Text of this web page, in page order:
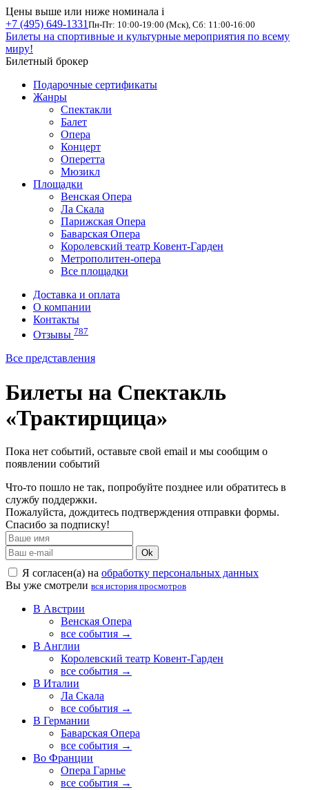
Цены выше или ниже номинала i
+7 (495) 649-1331 Пн-Пт: 10:00-19:00 (Мск), Сб: 11:00-16:00
Билеты на спортивные и культурные мероприятия по всему
миру!
Билетный брокер
Подарочные сертификаты
Жанры
Спектакли
Балет
Опера
Концерт
Оперетта
Мюзикл
Площадки
Венская Опера
Ла Скала
Парижская Опера
Баварская Опера
Королевский театр Ковент-Гарден
Метрополитен-опера
Все площадки
Доставка и оплата
О компании
Контакты
Отзывы 787
Все представления
Билеты на Спектакль
«Трактирщица»
Пока нет событий, оставьте свой email и мы сообщим о
появлении событий
Что-то пошло не так, попробуйте позднее или обратитесь в
службу поддержки.
Пожалуйста, дождитесь подтверждения отправки формы.
Спасибо за подписку!
Ok
Я согласен(а) на обработку персональных данных
Вы уже смотрели вся история просмотров
В Австрии
Венская Опера
все события →
В Англии
Королевский театр Ковент-Гарден
все события →
В Италии
Ла Скала
все события →
В Германии
Баварская Опера
все события →
Во Франции
Опера Гарнье
все события →